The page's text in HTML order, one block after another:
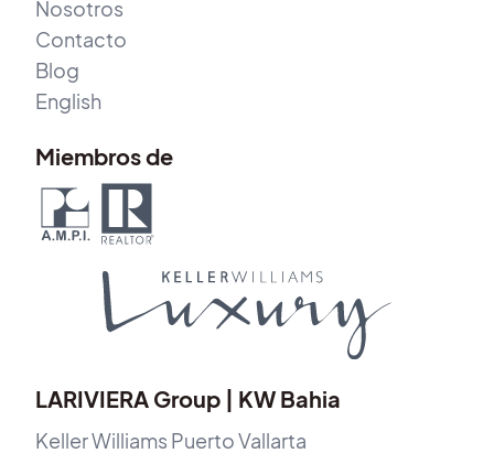
Nosotros
Contacto
Blog
English
Miembros de
LARIVIERA Group | KW Bahia
Keller Williams Puerto Vallarta